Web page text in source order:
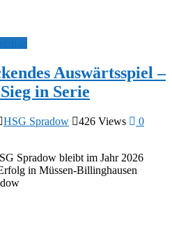
Auswärtsspiel –
in Serie
HSG Spradow 426 Views
0
Spradow bleibt im Jahr 2026
in Müssen-Billinghausen